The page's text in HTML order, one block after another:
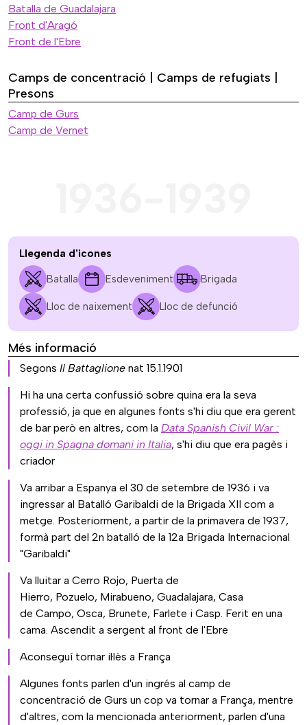
Batalla de Guadalajara
Front d'Aragó
Front de l'Ebre
Camps de concentració | Camps de refugiats |
Presons
Camp de Gurs
Camp de Vernet
Llegenda d'icones
Batalla Esdeveniment Brigada
Lloc de naixement Lloc de defunció
Més informació
Segons Il Battaglione nat 15.1.1901
Hi ha una certa confussió sobre quina era la seva
professió, ja que en algunes fonts s'hi diu que era gerent
de bar però en altres, com la Data Spanish Civil War :
oggi in Spagna domani in Italia, s'hi diu que era pagès i
criador
Va arribar a Espanya el 30 de setembre de 1936 i va
ingressar al Batalló Garibaldi de la Brigada XII com a
metge. Posteriorment, a partir de la primavera de 1937,
formà part del 2n batalló de la 12a Brigada Internacional
"Garibaldi"
Va lluitar a Cerro Rojo, Puerta de
Hierro, Pozuelo, Mirabueno, Guadalajara, Casa
de Campo, Osca, Brunete, Farlete i Casp. Ferit en una
cama. Ascendit a sergent al front de l'Ebre
Aconseguí tornar il·lès a França
Algunes fonts parlen d'un ingrés al camp de
concentració de Gurs un cop va tornar a França, mentre
d'altres, com la mencionada anteriorment, parlen d'una